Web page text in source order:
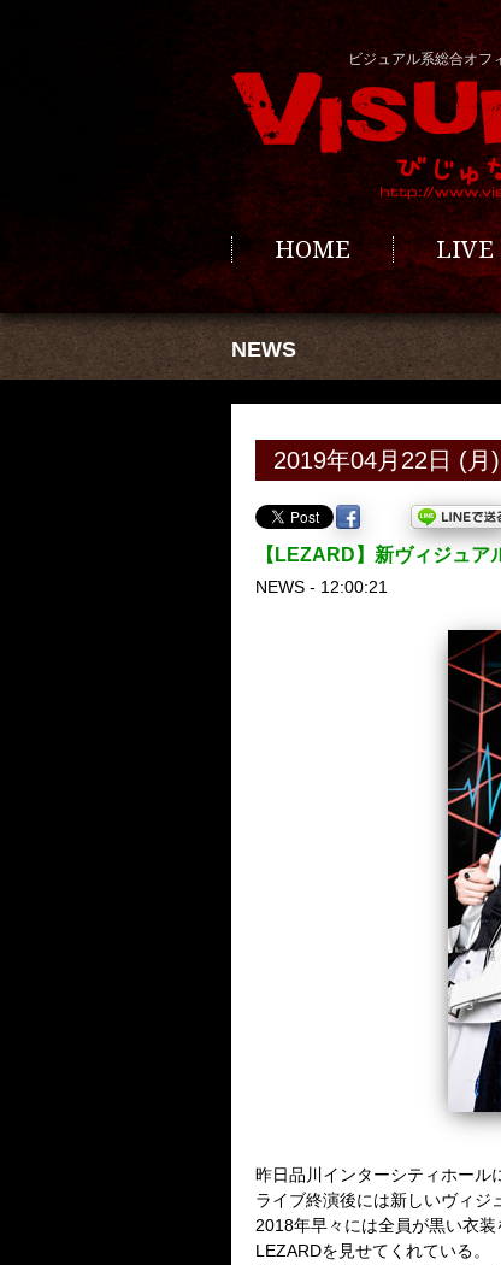
ビジュアル系総合オフ
HOME LIVE
NEWS
2019年04月22日 (月)
【LEZARD】新ヴィジュ
NEWS - 12:00:21
昨日品川インターシティホール
ライブ終演後には新しいヴィジ
2018年早々には全員が黒い衣
LEZARDを見せてくれている。